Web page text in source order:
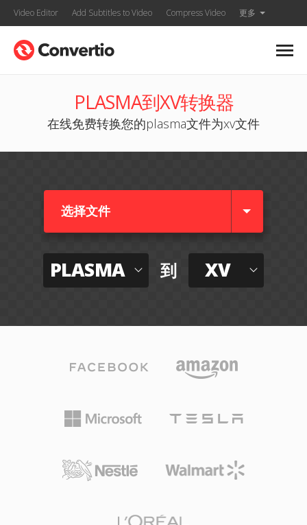
Video Editor Add Subtitles to Video Compress Video 更多
PLASMA到XV转换器
在线免费转换您的plasma文件为xv文件
选择文件
PLASMA 到 XV